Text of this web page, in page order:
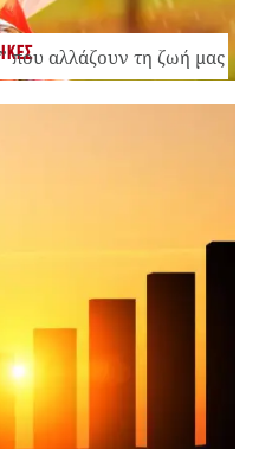
που αλλάζουν τη ζωή μας